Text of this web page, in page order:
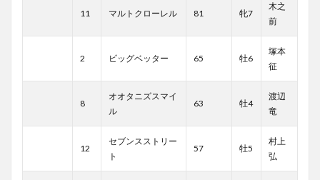
11 マルトクローレル 81 牝7
木之
前
2 ビッグベッター 65 牡6
塚本
征
8
オオタニズスマイ
ル
63 牡4
渡辺
竜
12
セブンスストリー
ト
57 牡5
村上
弘